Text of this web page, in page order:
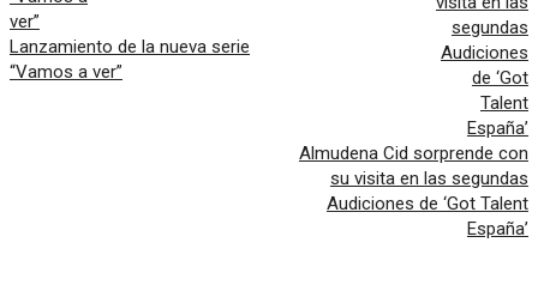
Lanzamiento de la nueva serie
“Vamos a ver”
Almudena Cid sorprende con
su visita en las segundas
Audiciones de ‘Got Talent
España’